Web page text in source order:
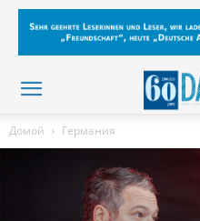
Домой Германия